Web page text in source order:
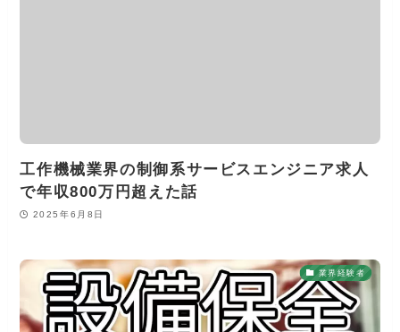
工作機械業界の制御系サービスエンジニア求人
で年収800万円超えた話
2025年6月8日
業界経験者